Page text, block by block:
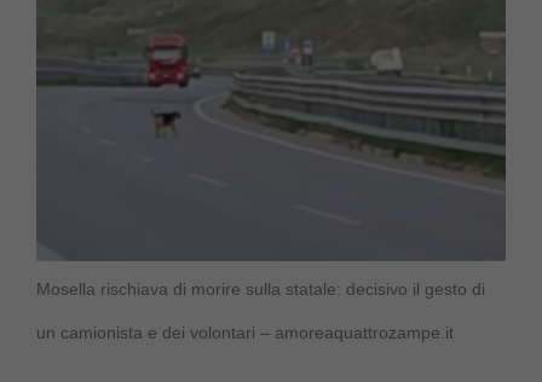
Mosella rischiava di morire sulla statale: decisivo il gesto di
un camionista e dei volontari – amoreaquattrozampe.it